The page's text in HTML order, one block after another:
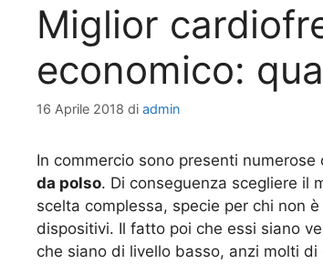
Miglior
economico:
16 Aprile 2018 di admin
In commercio sono presenti
da polso. Di conseguenza scegliere il
scelta complessa, specie per chi non
dispositivi. Il fatto poi che essi siano
che siano di livello basso, anzi molti